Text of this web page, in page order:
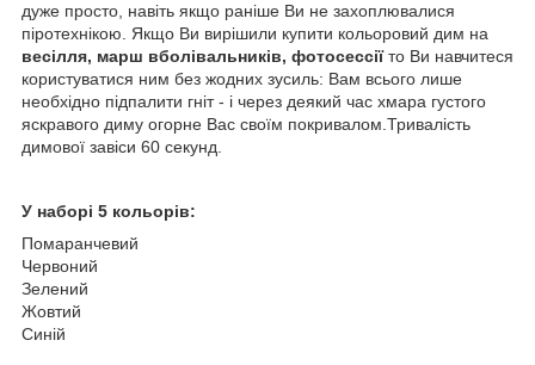
дуже просто, навіть якщо раніше Ви не захоплювалися
піротехнікою. Якщо Ви вирішили купити кольоровий дим на
весілля, марш вболівальників, фотосессіїто Ви навчитеся
користуватися ним без жодних зусиль: Вам всього лише
необхідно підпалити гніт - і через деякий час хмара густого
яскравого диму огорне Вас своїм покривалом.Тривалість
димової завіси 60 секунд.
У наборі 5 кольорів:
Помаранчевий
Червоний
Зелений
Жовтий
Синій